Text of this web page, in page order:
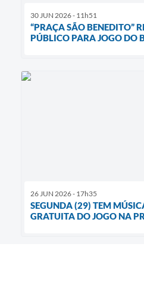
30 JUN 2026 - 11h51
“PRAÇA SÃO BENEDITO”
PÚBLICO PARA JOGO DO
26 JUN 2026 - 17h35
SEGUNDA (29) TEM
GRATUITA DO JOGO NA